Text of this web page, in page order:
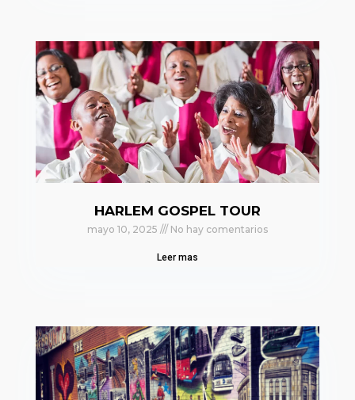
HARLEM GOSPEL TOUR
mayo 10, 2025 No hay comentarios
Leer mas